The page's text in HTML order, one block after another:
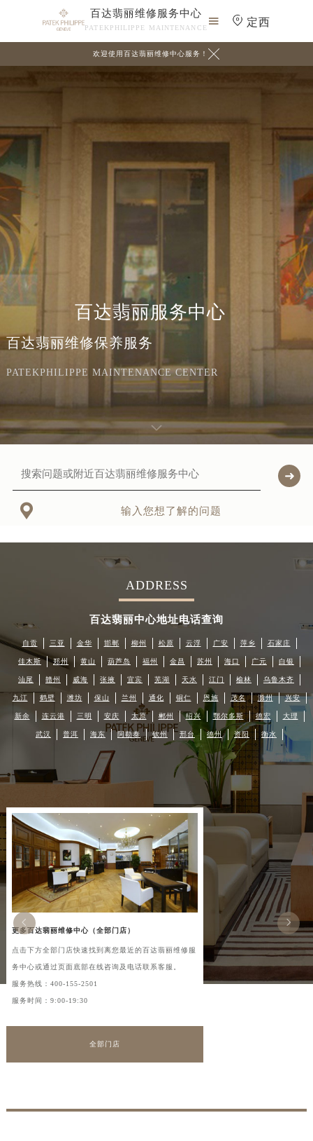
百达翡丽维修服务中心
PATEKPHILIPPE MAINTENANCE
 定西
欢迎使用百达翡丽维修中心服务！ 
百达翡丽服务中心
百达翡丽维修保养服务
PATEKPHILIPPE MAINTENANCE CENTER
 输入您想了解的问题
ADDRESS
百达翡丽中心地址电话查询
自贡 三亚 金华 邯郸 柳州 松原 云浮 广安 萍乡 石家庄
佳木斯 郑州 黄山 葫芦岛 福州 金昌 苏州 海口 广元 白银
汕尾 赣州 威海 张掖 宜宾 芜湖 天水 江门 榆林 乌鲁木齐
九江 鹤壁 潍坊 保山 兰州 通化 铜仁 恩施 茂名 滁州 兴安
新余 连云港 三明 安庆 太原 郴州 绍兴 鄂尔多斯 德宏 大理
武汉 普洱 海东 阿勒泰 钦州 邢台 德州 资阳 衡水
更多百达翡丽维修中心（全部门店）
点击下方全部门店快速找到离您最近的百达翡丽维修服
务中心或通过页面底部在线咨询及电话联系客服。
服务热线： 400-155-2501
服务时间：9:00-19:30
全部门店

